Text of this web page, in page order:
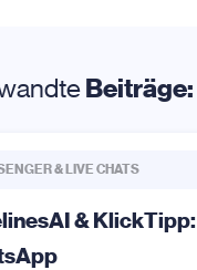
Beiträge:
& LIVE CHATS
& KlickTipp: